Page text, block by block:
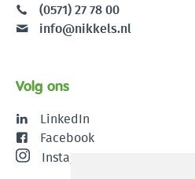
(0571) 27 78 00
info@nikkels.nl
Volg ons
LinkedIn
Facebook
Instagram